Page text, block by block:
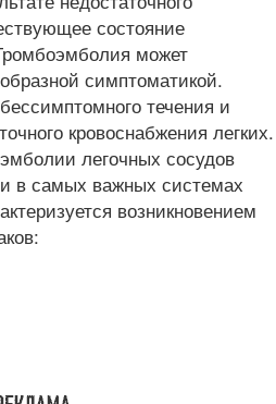
состояние
может
симптоматикой.
течения и
кровоснабжения легких.
легочных сосудов
в самых важных системах
возникновением